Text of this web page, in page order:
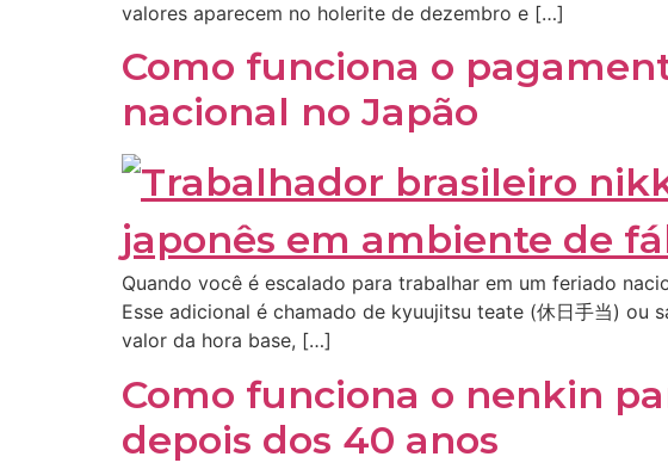
valores aparecem no holerite de dezembro e […]
Como funciona o
nacional no Japão
Quando você é escalado para trabalhar em um feriado
Esse adicional é chamado de kyuujitsu teate (休日手当)
valor da hora base, […]
Como funciona o nenkin
depois dos 40 anos